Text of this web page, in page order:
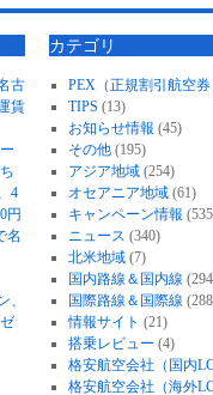
古
賃
4
円
名
、
カテゴリ
PEX（正規割引航空券
TIPS (13)
お知らせ情報 (45)
その他(195)
アジア地域(254)
オセアニア地域(61)
キャンペーン情報
ニュース (340)
北米地域(7)
国内路線＆国内線
国際路線＆国際線
情報サイト (21)
搭乗レビュー (4)
格安航空会社（国内
格安航空会社（海外